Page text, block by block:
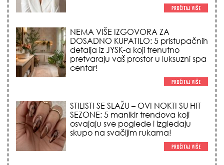
NEMA VIŠE IZGOVORA ZA
DOSADNO KUPATILO: 5 pristupačnih
detalja iz JYSK-a koji trenutno
pretvaraju vaš prostor u luksuzni spa
centar!
STILISTI SE SLAŽU – OVI NOKTI SU HIT
SEZONE: 5 manikir trendova koji
osvajaju sve poglede i izgledaju
skupo na svačijim rukama!